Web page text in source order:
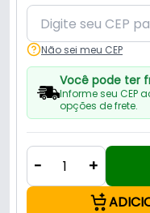
Não sei meu CEP
Você pode ter
Informe seu CEP
opções de frete.
- +